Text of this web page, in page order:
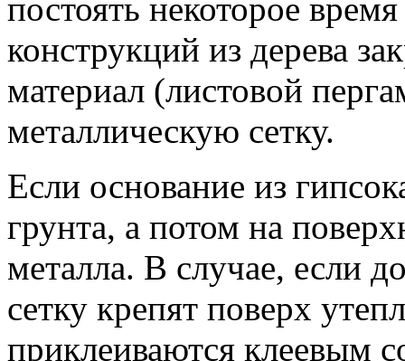
постоять некоторое
конструкций из дерева
материал (листовой
металлическую сетку.
Если основание из
грунта, а потом на
металла. В случае, если
сетку крепят поверх
приклеиваются клеевым